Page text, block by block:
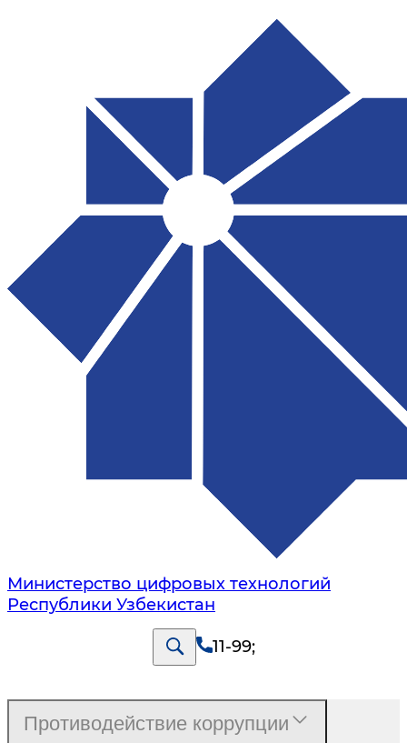
Министерство цифровых технологий
Республики Узбекистан
11-99;
Противодействие коррупции